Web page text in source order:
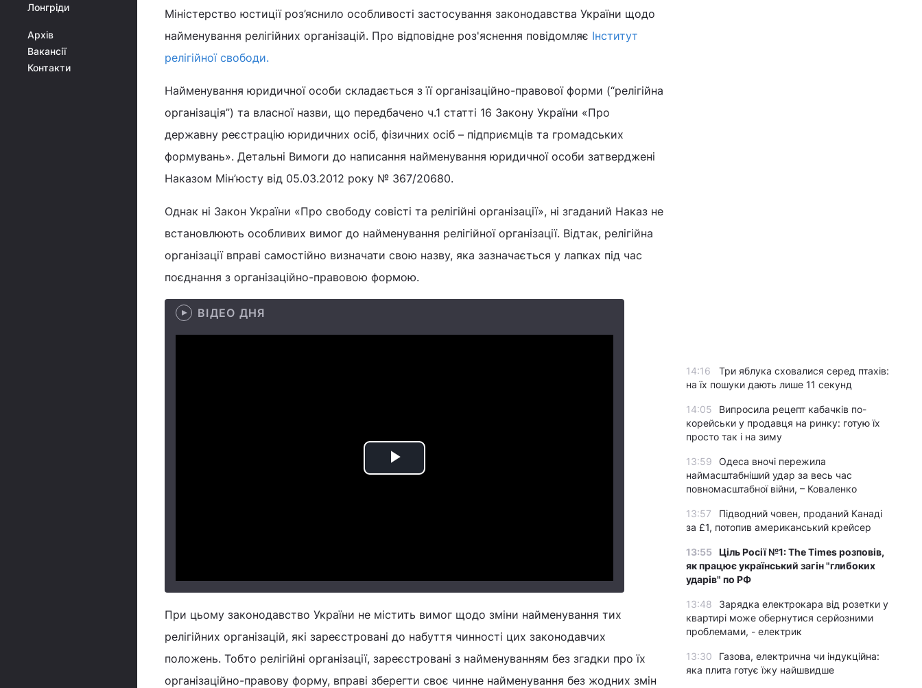
Лонгріди
Архів
Вакансії
Контакти
Міністерство юстиції роз’яснило особливості застосування законодавства України щодо
найменування релігійних організацій. Про відповідне роз'яснення повідомляє Інститут
релігійної свободи.
Найменування юридичної особи складається з її організаційно-правової форми (“релігійна
організація”) та власної назви, що передбачено ч.1 статті 16 Закону України «Про
державну реєстрацію юридичних осіб, фізичних осіб – підприємців та громадських
формувань». Детальні Вимоги до написання найменування юридичної особи затверджені
Наказом Мін’юсту від 05.03.2012 року № 367/20680.
Однак ні Закон України «Про свободу совісті та релігійні організації», ні згаданий Наказ не
встановлюють особливих вимог до найменування релігійної організації. Відтак, релігійна
організації вправі самостійно визначати свою назву, яка зазначається у лапках під час
поєднання з організаційно-правовою формою.
ВІДЕО ДНЯ
Play
При цьому законодавство України не містить вимог щодо зміни найменування тих
релігійних організацій, які зареєстровані до набуття чинності цих законодавчих
положень. Тобто релігійні організації, зареєстровані з найменуванням без згадки про їх
організаційно-правову форму, вправі зберегти своє чинне найменування без жодних змін
14:16
Три яблука сховалися серед птахів:
на їх пошуки дають лише 11 секунд
14:05
Випросила рецепт кабачків по-
корейськи у продавця на ринку: готую їх
просто так і на зиму
13:59
Одеса вночі пережила
наймасштабніший удар за весь час
повномасштабної війни, – Коваленко
13:57
Підводний човен, проданий Канаді
за £1, потопив американський крейсер
13:55 Ціль Росії №1: The Times розповів,
як працює український загін "глибоких
ударів" по РФ
13:48
Зарядка електрокара від розетки у
квартирі може обернутися серйозними
проблемами, - електрик
13:30
Газова, електрична чи індукційна:
яка плита готує їжу найшвидше